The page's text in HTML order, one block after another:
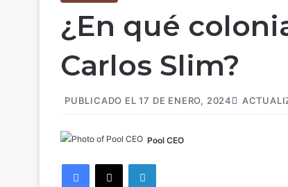
¿En qué
Carlos Slim?
PUBLICADO EL 17 DE ENERO, 2024
Pool CEO